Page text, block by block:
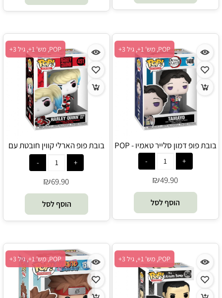
POP, מש' 1+, גיל 3+
בובת פופ דמון סלייר טאמיו - POP
₪49.90
הוסף לסל
POP, מש' 1+, גיל 3+
בובת פופ הארלי קווין חובטת עם
מחבט בייסבול - POP
₪69.90
הוסף לסל
POP, מש' 1+, גיל 3+ POP, מש' 1+, גיל 3+